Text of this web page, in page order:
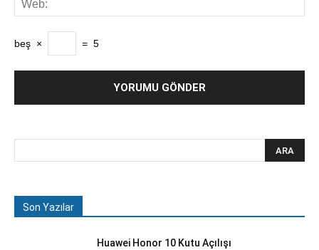
beş × = 5
Son Yazılar
Huawei Honor 10 Kutu Açılışı